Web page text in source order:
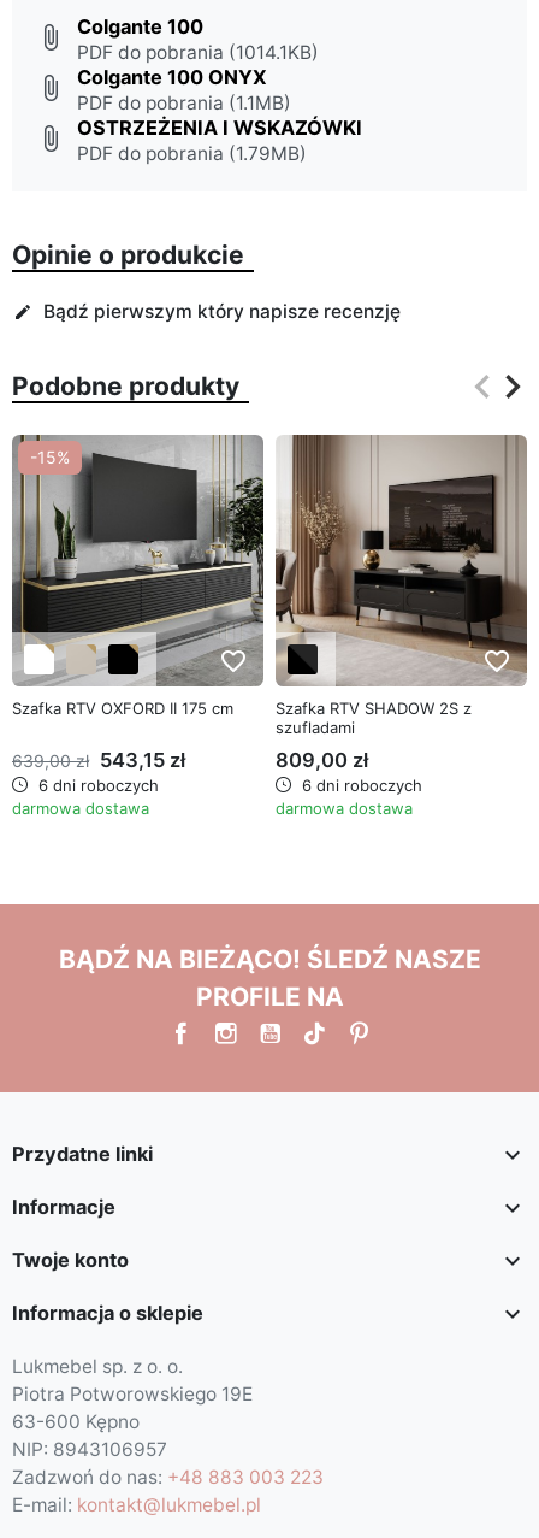
attach_file Colgante 100
PDF do pobrania (1014.1KB)
attach_file Colgante 100 ONYX
PDF do pobrania (1.1MB)
attach_file OSTRZEŻENIA I WSKAZÓWKI
PDF do pobrania (1.79MB)
Opinie o produkcie
edit Bądź pierwszym który napisze recenzję
Podobne produkty keyboard_arrow_left
keyboard_arrow_right
-15%
favorite_border
Szafka RTV OXFORD II 175 cm
639,00 zł 543,15 zł
6 dni roboczych
darmowa dostawa
favorite_border
Szafka RTV SHADOW 2S z
szufladami
809,00 zł
6 dni roboczych
darmowa dostawa
BĄDŹ NA BIEŻĄCO! ŚLEDŹ NASZE
PROFILE NA
Przydatne linki 
Informacje 
Twoje konto 
Informacja o sklepie 
Lukmebel sp. z o. o.
Piotra Potworowskiego 19E
63-600 Kępno
NIP: 8943106957
Zadzwoń do nas: +48 883 003 223
E-mail: kontakt@lukmebel.pl